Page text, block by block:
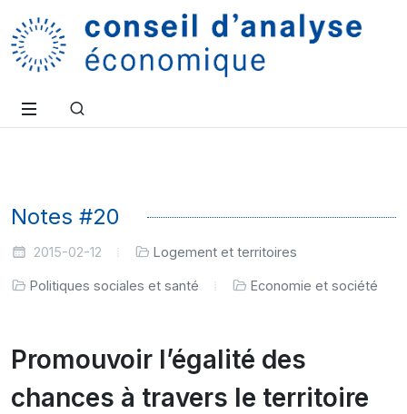
Notes #20
2015-02-12 Logement et territoires
Politiques sociales et santé Economie et société
Promouvoir l’égalité des
chances à travers le territoire